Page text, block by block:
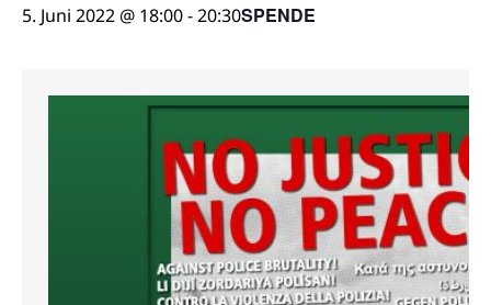
5. Juni 2022 @ 18:00-20:30SPENDE